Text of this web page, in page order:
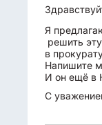
Я
решить
в
Напишите
И он ещё в
С